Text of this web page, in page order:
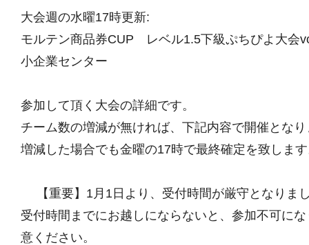
大会週の水曜17時更新:
モルテン商品券CUP レベル1.5下級ぷちぴよ大会
小企業センター
参加して頂く大会の詳細です。
チーム数の増減が無ければ、下記内容で開催とな
増減した場合でも金曜の17時で最終確定を致しま
【重要】1月1日より、受付時間が厳守となり
受付時間までにお越しにならないと、参加不可に
意ください。